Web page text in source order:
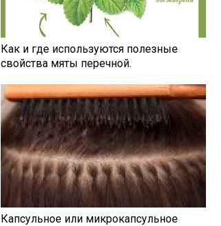
Как и где используются полезные
свойства мяты перечной.
Капсульное или микрокапсульное